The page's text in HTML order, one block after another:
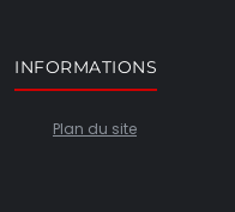
INFORMATIONS
Plan du site